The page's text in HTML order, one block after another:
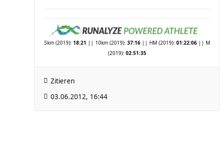
5km (2019): 18:21 || 10km (2019): 37:16 || HM (2019): 01:22:06 || M
(2019): 02:51:35
Zitieren
03.06.2012, 16:44